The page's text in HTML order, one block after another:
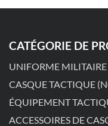
CATÉGORIE DE
UNIFORME MILITAIRE
CASQUE TACTIQUE
ÉQUIPEMENT
ACCESSOIRES DE